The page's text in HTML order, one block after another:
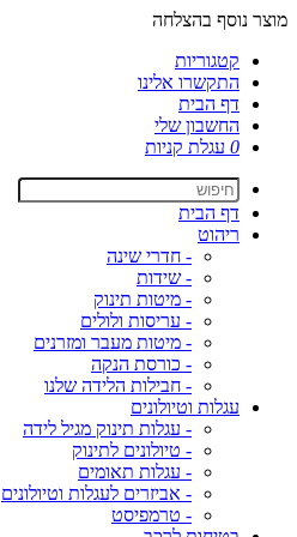
מוצר נוסף בהצלחה
קטגוריות
התקשרו אלינו
דף הבית
החשבון שלי
0 עגלת קניות
דף הבית
ריהוט
- חדרי שינה
- שידות
- מיטות תינוק
- עריסות ולולים
- מיטות מעבר ומזרנים
- כורסת הנקה
- חבילות הלידה שלנו
עגלות וטיולונים
- עגלות תינוק מגיל לידה
- טיולונים לתינוק
- עגלות תאומים
- אביזרים לעגלות וטיולונים
- טרמפיסט